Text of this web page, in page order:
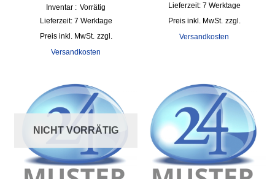
Inventar : Vorrätig
Lieferzeit: 7 Werktage
inkl. MwSt. zzgl.
Versandkosten
Lieferzeit: 7 Werktage
inkl. MwSt. zzgl.
Versandkosten
NICHT VORRÄTIG